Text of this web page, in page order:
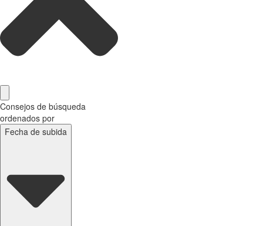
Consejos de búsqueda
ordenados por
Fecha de subida